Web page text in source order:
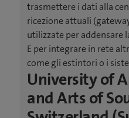
trasmettere i dati alla
ricezione attuali
utilizzate per addensare
E per integrare in rete
come gli estintori o i
University of
and Arts of